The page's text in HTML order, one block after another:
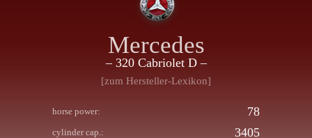
Mercedes
– 320 Cabriolet D –
[zum Hersteller-Lexikon]
horse power: 78
cylinder cap.: 3405